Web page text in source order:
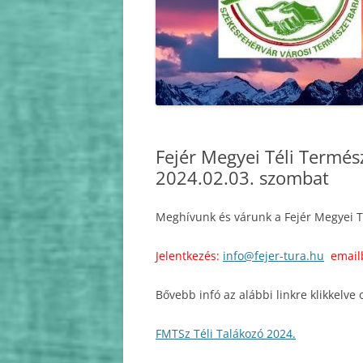
FEJÉR MEGYE TERMÉSZETJÁRÓJA
FEJÉR MEGYE TELJESÍTMÉNY
TÚRÁZÓJA
FEJÉR MEGYE VÁRAI
DRÓTSZAMÁRON FEJÉRBEN”
IVV
KDP
SZÉCHENYI ZSIGMOND
2021
2020
2019
2015
2014
2013
Fejér Megyei Téli
2024.02.03. szombat
Meghívunk és várunk a Fejér Megyei
Jelentkezés: info@fejer-tura.hu
Bővebb infó az alábbi linkre klikkelve
FMTSz Téli Talákozó 2024.